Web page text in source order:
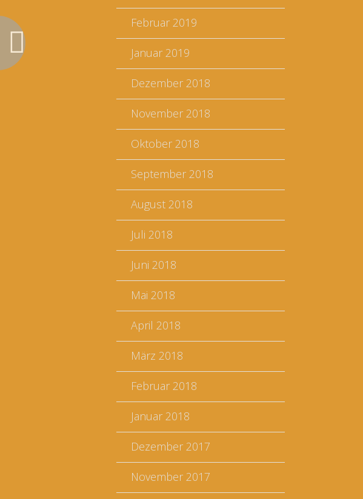
Februar 2019
Januar 2019
Dezember 2018
November 2018
Oktober 2018
September 2018
August 2018
Juli 2018
Juni 2018
Mai 2018
April 2018
März 2018
Februar 2018
Januar 2018
Dezember 2017
November 2017